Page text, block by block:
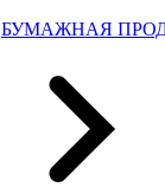
БУМАЖНАЯ